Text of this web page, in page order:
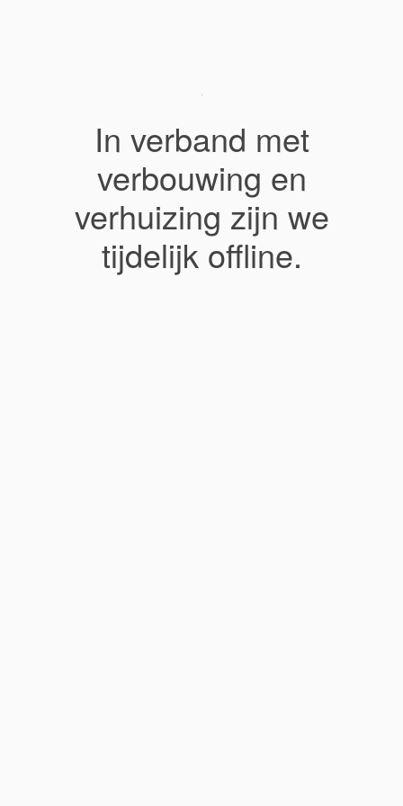
In verband met
verbouwing en
verhuizing zijn we
tijdelijk offline.